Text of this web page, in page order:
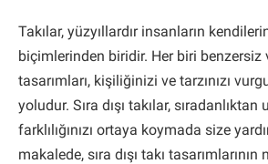
Takılar, yüzyıllardır insanların
biçimlerinden biridir. Her biri benzersiz
tasarımları, kişiliğinizi ve tarzınızı
yoludur. Sıra dışı takılar,
farklılığınızı ortaya koymada size
makalede, sıra dışı takı